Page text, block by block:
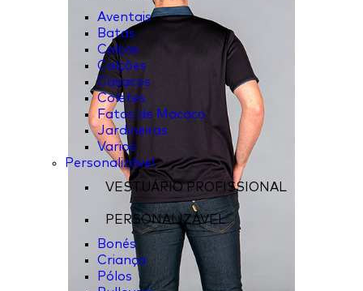
Aventais
Batas
Calças
Calções
Casacos
Coletes
Fatos de Macaco
Jardineiras
Varios
Personalizável
VESTUÁRIO PROFISSIONAL
PERSONALIZÁVEL
Bonés
Criança
Pólos